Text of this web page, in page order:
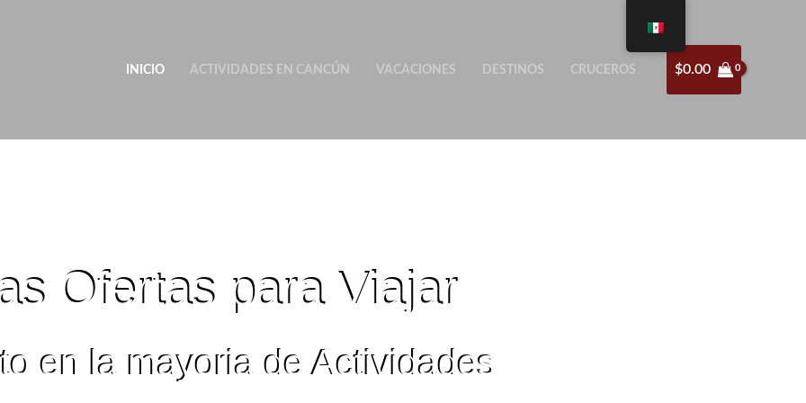
INICIO ACTIVIDADES EN CANCÚN VACACIONES DESTINOS CRUCEROS $0.00
Ofertas para Viajar
en la mayoria de Actividades